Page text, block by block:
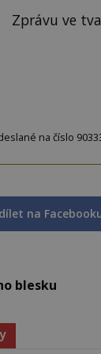
Zprávu ve
na číslo
na
blesku